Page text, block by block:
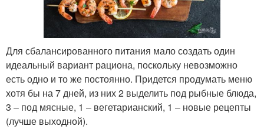
Для сбалансированного питания мало создать один
идеальный вариант рациона, поскольку невозможно
есть одно и то же постоянно. Придется продумать меню
хотя бы на 7 дней, из них 2 выделить под рыбные блюда,
3 – под мясные, 1 – вегетарианский, 1 – новые рецепты
(лучше выходной).